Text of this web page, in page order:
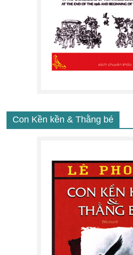
Con Kền kền & Thằng bé